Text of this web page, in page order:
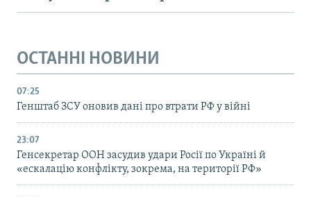
ОСТАННІ НОВИНИ
07:25
Генштаб ЗСУ оновив дані про втрати РФ у війні
23:07
Генсекретар ООН засудив удари Росії по Україні й
«ескалацію конфлікту, зокрема, на території РФ»